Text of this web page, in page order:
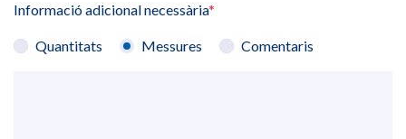
Informació adicional necessària*
Quantitats Messures Comentaris